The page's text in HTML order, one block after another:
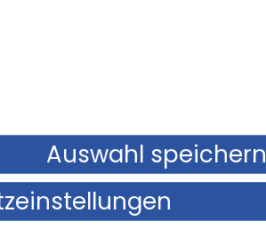
Erstzulassung Jahr
2005
Auswahl speichern